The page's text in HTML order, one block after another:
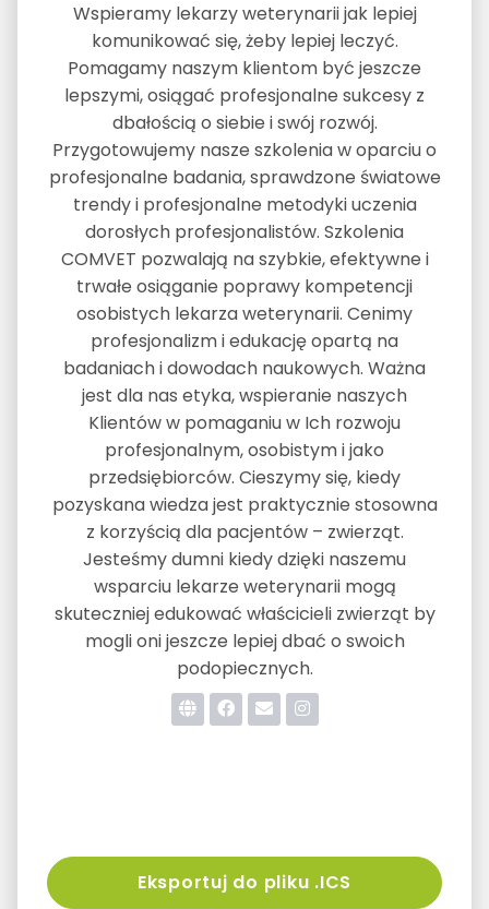
Wspieramy lekarzy weterynarii jak lepiej
komunikować się, żeby lepiej leczyć.
Pomagamy naszym klientom być jeszcze
lepszymi, osiągać profesjonalne sukcesy z
dbałością o siebie i swój rozwój.
Przygotowujemy nasze szkolenia w oparciu o
profesjonalne badania, sprawdzone światowe
trendy i profesjonalne metodyki uczenia
dorosłych profesjonalistów. Szkolenia
COMVET pozwalają na szybkie, efektywne i
trwałe osiąganie poprawy kompetencji
osobistych lekarza weterynarii. Cenimy
profesjonalizm i edukację opartą na
badaniach i dowodach naukowych. Ważna
jest dla nas etyka, wspieranie naszych
Klientów w pomaganiu w Ich rozwoju
profesjonalnym, osobistym i jako
przedsiębiorców. Cieszymy się, kiedy
pozyskana wiedza jest praktycznie stosowna
z korzyścią dla pacjentów – zwierząt.
Jesteśmy dumni kiedy dzięki naszemu
wsparciu lekarze weterynarii mogą
skuteczniej edukować właścicieli zwierząt by
mogli oni jeszcze lepiej dbać o swoich
podopiecznych.
Eksportuj do pliku .ICS